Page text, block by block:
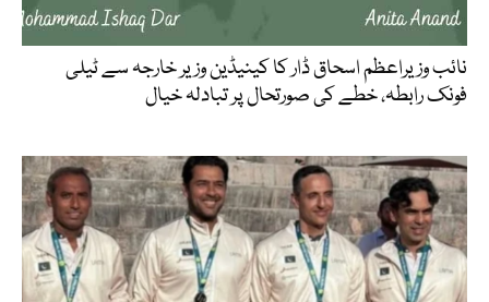
نائب وزیراعظم اسحاق ڈار کا کینیڈین وزیر خارجہ سے ٹیلی
فونک رابطہ، خطے کی صورتحال پر تبادلہ خیال